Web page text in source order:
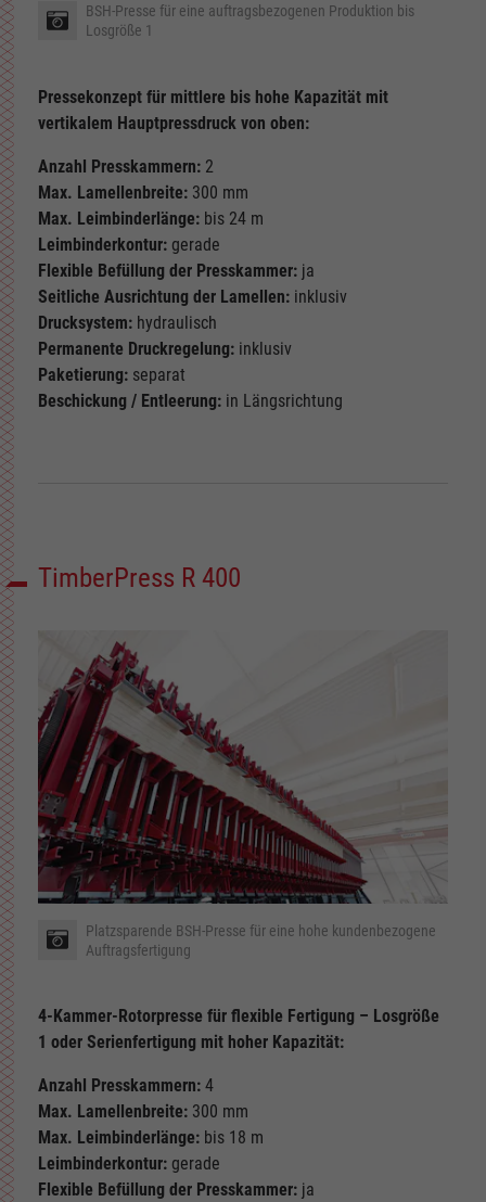
BSH-Presse für eine auftragsbezogenen Produktion bis
Losgröße 1
Pressekonzept für mittlere bis hohe Kapazität mit
vertikalem Hauptpressdruck von oben:
Anzahl Presskammern:2
Max. Lamellenbreite: 300 mm
Max. Leimbinderlänge:bis 24 m
Leimbinderkontur: gerade
Flexible Befüllung der Presskammer:ja
Seitliche Ausrichtung der Lamellen:inklusiv
Drucksystem:hydraulisch
Permanente Druckregelung: inklusiv
Paketierung: separat
Beschickung / Entleerung:in Längsrichtung
TimberPress R 400
Platzsparende BSH-Presse für eine hohe kundenbezogene
Auftragsfertigung
4-Kammer-Rotorpresse für flexible Fertigung – Losgröße
1 oder Serienfertigung mit hoher Kapazität:
Anzahl Presskammern:4
Max. Lamellenbreite:300 mm
Max. Leimbinderlänge:bis 18 m
Leimbinderkontur:gerade
Flexible Befüllung der Presskammer:ja